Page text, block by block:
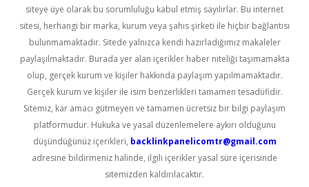
siteye üye olarak bu sorumluluğu kabul etmiş sayılırlar. Bu internet
sitesi, herhangi bir marka, kurum veya şahıs şirketi ile hiçbir bağlantısı
bulunmamaktadır. Sitede yalnızca kendi hazırladığımız makaleler
paylaşılmaktadır. Burada yer alan içerikler haber niteliği taşımamakta
olup, gerçek kurum ve kişiler hakkında paylaşım yapılmamaktadır.
Gerçek kurum ve kişiler ile isim benzerlikleri tamamen tesadüfidir.
Sitemiz, kar amacı gütmeyen ve tamamen ücretsiz bir bilgi paylaşım
platformudur. Hukuka ve yasal düzenlemelere aykırı olduğunu
düşündüğünüz içerikleri, backlinkpanelicomtr@gmail.com
adresine bildirmeniz halinde, ilgili içerikler yasal süre içerisinde
sitemizden kaldırılacaktır.